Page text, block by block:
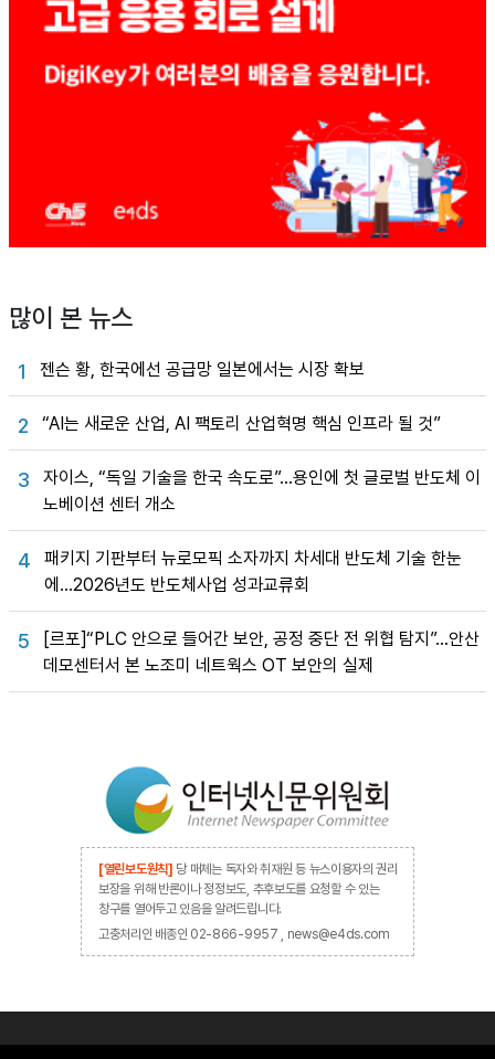
많이 본 뉴스
1 젠슨 황, 한국에선 공급망 일본에서는 시장 확보
2 “AI는 새로운 산업, AI 팩토리 산업혁명 핵심 인프라 될 것”
3
자이스, “독일 기술을 한국 속도로”…용인에 첫 글로벌 반도체 이
노베이션 센터 개소
4
패키지 기판부터 뉴로모픽 소자까지 차세대 반도체 기술 한눈
에…2026년도 반도체사업 성과교류회
5
[르포]“PLC 안으로 들어간 보안, 공정 중단 전 위협 탐지”…안산
데모센터서 본 노조미 네트웍스 OT 보안의 실제
[열린보도원칙] 당 매체는 독자와 취재원 등 뉴스이용자의 권리
보장을 위해 반론이나 정정보도, 추후보도를 요청할 수 있는
창구를 열어두고 있음을 알려드립니다.
고충처리인 배종인 02-866-9957 , news@e4ds.com